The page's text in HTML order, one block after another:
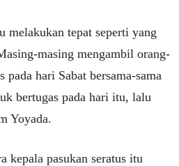
melakukan tepat seperti yang
masing mengambil orang-
pada hari Sabat bersama-sama
bertugas pada hari itu, lalu
Yoyada.
kepala pasukan seratus itu